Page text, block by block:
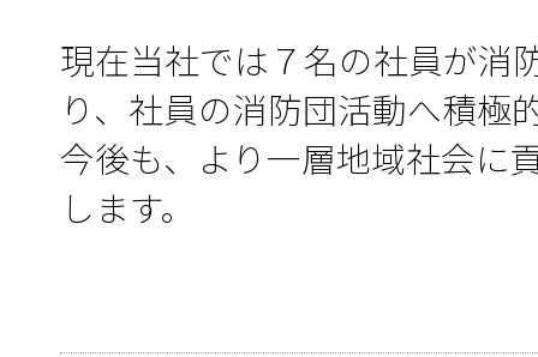
現在当社では７名の社員が消
り、社員の消防団活動へ積極
今後も、より一層地域社会に
します。